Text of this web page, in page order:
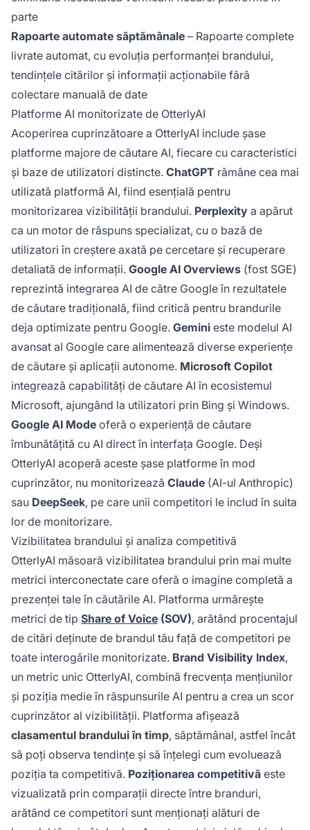
parte
Rapoarte automate săptămânale – Rapoarte complete
livrate automat, cu evoluția performanței brandului,
tendințele citărilor și informații acționabile fără
colectare manuală de date
Platforme AI monitorizate de OtterlyAI
Acoperirea cuprinzătoare a OtterlyAI include șase
platforme majore de căutare AI, fiecare cu caracteristici
și baze de utilizatori distincte. ChatGPT rămâne cea mai
utilizată platformă AI, fiind esențială pentru
monitorizarea vizibilității brandului. Perplexity a apărut
ca un motor de răspuns specializat, cu o bază de
utilizatori în creștere axată pe cercetare și recuperare
detaliată de informații. Google AI Overviews (fost SGE)
reprezintă integrarea AI de către Google în rezultatele
de căutare tradițională, fiind critică pentru brandurile
deja optimizate pentru Google. Gemini este modelul AI
avansat al Google care alimentează diverse experiențe
de căutare și aplicații autonome. Microsoft Copilot
integrează capabilități de căutare AI în ecosistemul
Microsoft, ajungând la utilizatori prin Bing și Windows.
Google AI Mode oferă o experiență de căutare
îmbunătățită cu AI direct în interfața Google. Deși
OtterlyAI acoperă aceste șase platforme în mod
cuprinzător, nu monitorizează Claude (AI-ul Anthropic)
sau DeepSeek, pe care unii competitori le includ în suita
lor de monitorizare.
Vizibilitatea brandului și analiza competitivă
OtterlyAI măsoară vizibilitatea brandului prin mai multe
metrici interconectate care oferă o imagine completă a
prezenței tale în căutările AI. Platforma urmărește
metrici de tip Share of Voice (SOV), arătând procentajul
de citări deținute de brandul tău față de competitori pe
toate interogările monitorizate. Brand Visibility Index,
un metric unic OtterlyAI, combină frecvența mențiunilor
și poziția medie în răspunsurile AI pentru a crea un scor
cuprinzător al vizibilității. Platforma afișează
clasamentul brandului în timp, săptămânal, astfel încât
să poți observa tendințe și să înțelegi cum evoluează
poziția ta competitivă. Poziționarea competitivă este
vizualizată prin comparații directe între branduri,
arătând ce competitori sunt menționați alături de